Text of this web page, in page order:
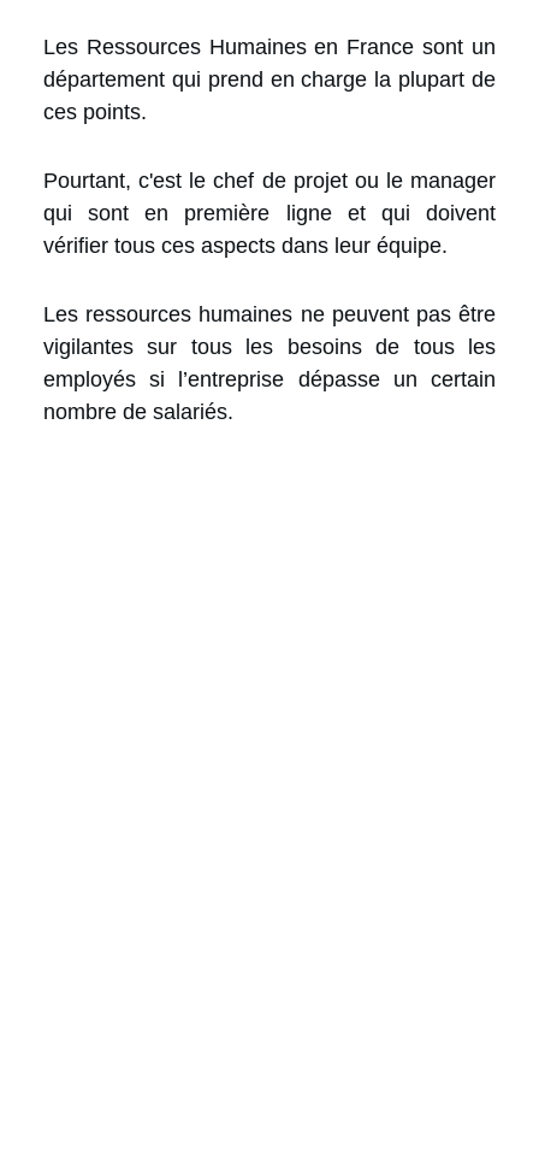
Les Ressources Humaines en France sont un
département qui prend en charge la plupart de
ces points.
Pourtant, c'est le chef de projet ou le manager
qui sont en première ligne et qui doivent
vérifier tous ces aspects dans leur équipe.
Les ressources humaines ne peuvent pas être
vigilantes sur tous les besoins de tous les
employés si l’entreprise dépasse un certain
nombre de salariés.